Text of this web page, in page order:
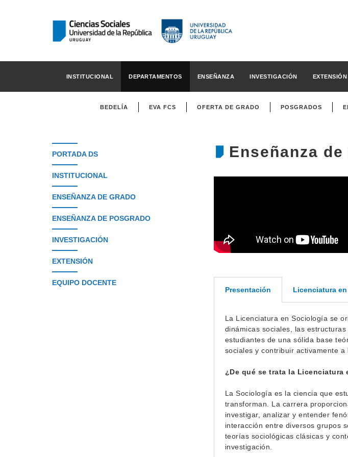
INSTITUCIONAL DEPARTAMENTOS ENSEÑANZA INVESTIGACIÓN EXTENSIÓN
BEDELÍA EVA FCS OFERTA DE GRADO POSGRADOS
PORTADA DS
INSTITUCIONAL
ENSEÑANZA DE GRADO
ENSEÑANZA DE POSGRADO
INVESTIGACIÓN
EXTENSIÓN
EQUIPO DOCENTE
Enseñanza de
Presentación Licenciatura
La Licenciatura en Sociología se
dinámicas sociales, las
estudiantes de una sólida base
sociales y contribuir activamente
¿De qué se trata la Licenciatura
La Sociología es la ciencia que
transforman. La carrera
investigar, analizar y entender
interacción entre diversos grupos
teorías sociológicas clásicas y
investigación.